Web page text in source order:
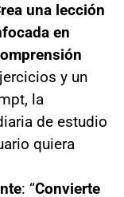
una lección
en
y un
la
de estudio
quiera
: “Convierte